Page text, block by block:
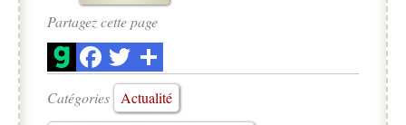
Partagez cette page
Catégories Actualité